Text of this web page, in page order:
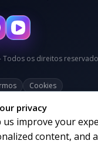
Todos os direitos
Cookies
privacy
us improve your
content, and